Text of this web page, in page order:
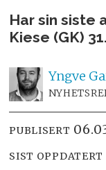
Har sin siste
Kiese (GK)
Yngve
PUBLISERT
SIST OPPDATERT